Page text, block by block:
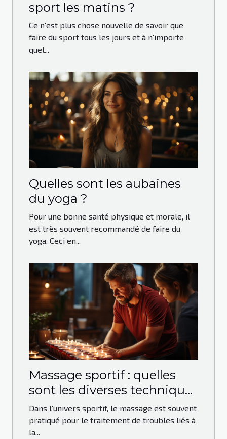
sport les matins ?
Ce n'est plus chose nouvelle de savoir que
faire du sport tous les jours et à n'importe
quel...
Quelles sont les aubaines
du yoga ?
Pour une bonne santé physique et morale, il
est très souvent recommandé de faire du
yoga. Ceci en...
Massage sportif : quelles
sont les diverses techniques
qui peuvent être utilisées ?
Dans l’univers sportif, le massage est souvent
pratiqué pour le traitement de troubles liés à
la...